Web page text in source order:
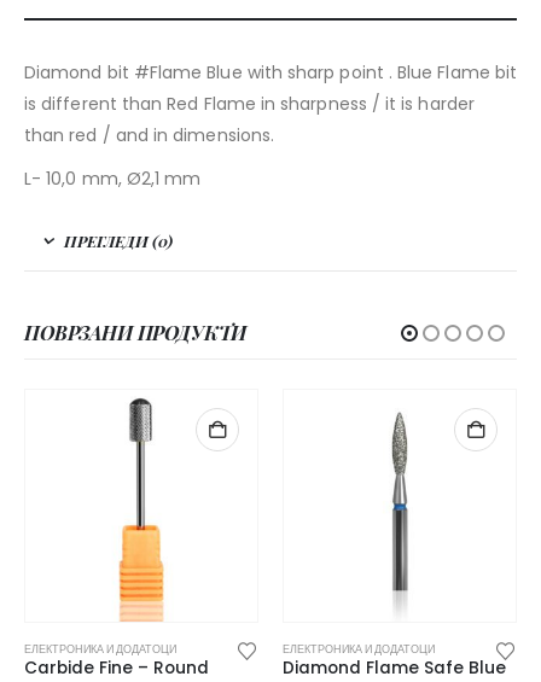
Diamond bit #Flame Blue with sharp point . Blue Flame bit
is different than Red Flame in sharpness / it is harder
than red / and in dimensions.
L- 10,0 mm, Ø2,1 mm
ПРЕГЛЕДИ (0)
ПОВРЗАНИ ПРОДУКТИ
ЕЛЕКТРОНИКА И ДОДАТОЦИ
Carbide Fine – Round
ЕЛЕКТРОНИКА И ДОДАТОЦИ
Diamond Flame Safe Blue